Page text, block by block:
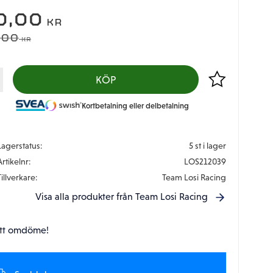
PRIS:
KR
PRIS:
KR
KÖP Lägg till i
Kortbetalning eller delbetalning
5 st i lager
LOS212039
Team Losi Racing
Visa alla produkter från Team Losi Racing
omdöme!